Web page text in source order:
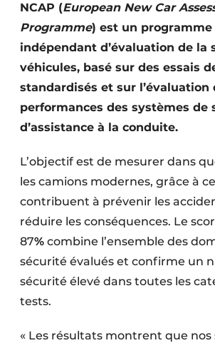
Éclairage
Fondations
Façades
Géotextiles
Protection solaire
Rénovation
Software
Techniques ferroviaires
Travaux ferroviaires
NCAP (European New Car
Programme) est un programme
indépendant d’évaluation de la
véhicules, basé sur des essais
standardisés et sur l’évaluation
performances des systèmes de
d’assistance à la conduite.
L’objectif est de mesurer dans
les camions modernes, grâce à
contribuent à prévenir les
réduire les conséquences. Le
87% combine l’ensemble des
sécurité évalués et confirme un
sécurité élevé dans toutes les
tests.
« Les résultats montrent que nos